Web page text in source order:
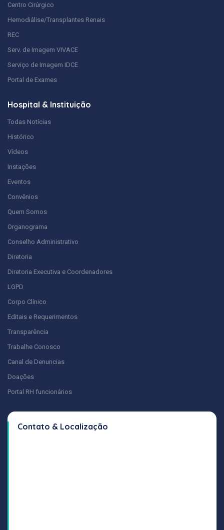
Centro Cirúrgico
Hemodiálise/Transplantes Renais
REC
Serv. de Imagem VIVACE
Serviço de Imagem IDCE
Portal de Exames
Hospital & Instituição
Todas Notícias
Histórico
Vídeos
Instações
Eventos
Convênios
Quem Somos
Organograma
Conselho Administrativo
Diretoria
Diretoria Executiva e Coordenadores
LGPD
Corpo Clínico
Editais e Requerimentos
Transparência
Trabalhe Conosco
Canal de Denuncias
Doações
Portal RH funcionários
Contato & Localização